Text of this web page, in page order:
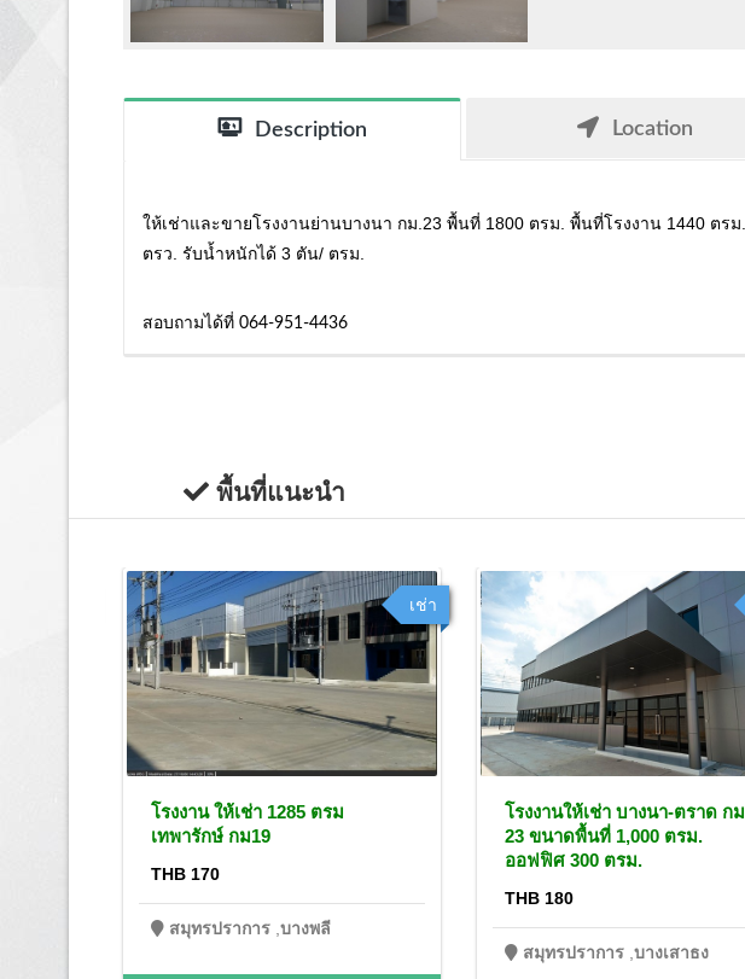
Description Location
ให้เช่าและขายโรงงานย่านบางนา กม.23 พื้นที่ 1800 ตรม. พื้นที่โรงงาน 1440 ต
ตรว. รับน้ำหนักได้ 3 ตัน/ ตรม.
สอบถามได้ที่ 064-951-4436
พื้นที่แนะนำ
เช่า
โรงงาน ให้เช่า 1285 ตรม
เทพารักษ์ กม19
THB 170
สมุทรปราการ บางพลี
โรงงานให้เช่า บางนา-ตราด ก
23 ขนาดพื้นที่ 1,000 ตรม.
ออฟฟิศ 300 ตรม.
THB 180
สมุทรปราการ บางเสาธง